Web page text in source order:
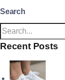
Search
Recent Posts